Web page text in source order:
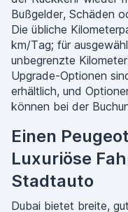
Bußgelder, Schäden
Die übliche
km/Tag; für
unbegrenzte
Upgrade-Optionen
erhältlich, und
können bei der
Einen
Luxuriöse
Stadtauto
Dubai bietet breite,